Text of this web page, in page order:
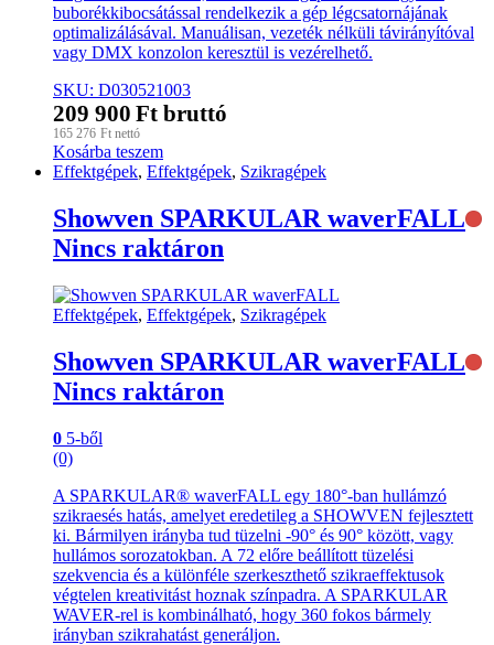
buborékkibocsátással rendelkezik a gép légcsatornájának
optimalizálásával. Manuálisan, vezeték nélküli távirányítóval
vagy DMX konzolon keresztül is vezérelhető.
SKU: D030521003
209 900 Ft bruttó
165 276 Ft nettó
Kosárba teszem
Effektgépek, Effektgépek, Szikragépek
Showven SPARKULAR waverFALL
Nincs raktáron
Effektgépek, Effektgépek, Szikragépek
Showven SPARKULAR waverFALL
Nincs raktáron
0 5-ből
(0)
A SPARKULAR® waverFALL egy 180°-ban hullámzó
szikraesés hatás, amelyet eredetileg a SHOWVEN fejlesztett
ki. Bármilyen irányba tud tüzelni -90° és 90° között, vagy
hullámos sorozatokban. A 72 előre beállított tüzelési
szekvencia és a különféle szerkeszthető szikraeffektusok
végtelen kreativitást hoznak színpadra. A SPARKULAR
WAVER-rel is kombinálható, hogy 360 fokos bármely
irányban szikrahatást generáljon.